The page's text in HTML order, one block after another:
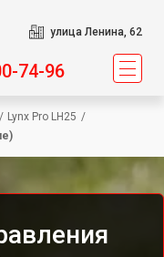
улица Ленина, 62
74-96
/ Lynx Pro LH25 /